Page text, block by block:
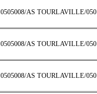
0505008/AS TOURLAVILLE/050
0505008/AS TOURLAVILLE/050
0505008/AS TOURLAVILLE/050